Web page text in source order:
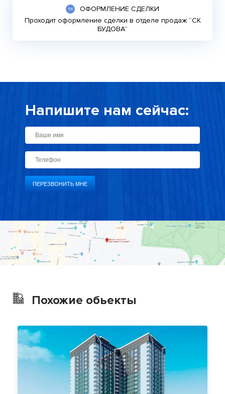
ОФОРМЛЕНИЕ СДЕЛКИ
Проходит оформление сделки в отделе продаж “СК
БУДОВА”
Напишите нам сейчас:
Похожие обьекты